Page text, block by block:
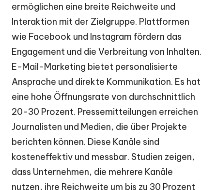
ermöglichen eine breite Reichweite und
Interaktion mit der Zielgruppe. Plattformen
wie Facebook und Instagram fördern das
Engagement und die Verbreitung von Inhalten.
E-Mail-Marketing bietet personalisierte
Ansprache und direkte Kommunikation. Es hat
eine hohe Öffnungsrate von durchschnittlich
20-30 Prozent. Pressemitteilungen erreichen
Journalisten und Medien, die über Projekte
berichten können. Diese Kanäle sind
kosteneffektiv und messbar. Studien zeigen,
dass Unternehmen, die mehrere Kanäle
nutzen, ihre Reichweite um bis zu 30 Prozent